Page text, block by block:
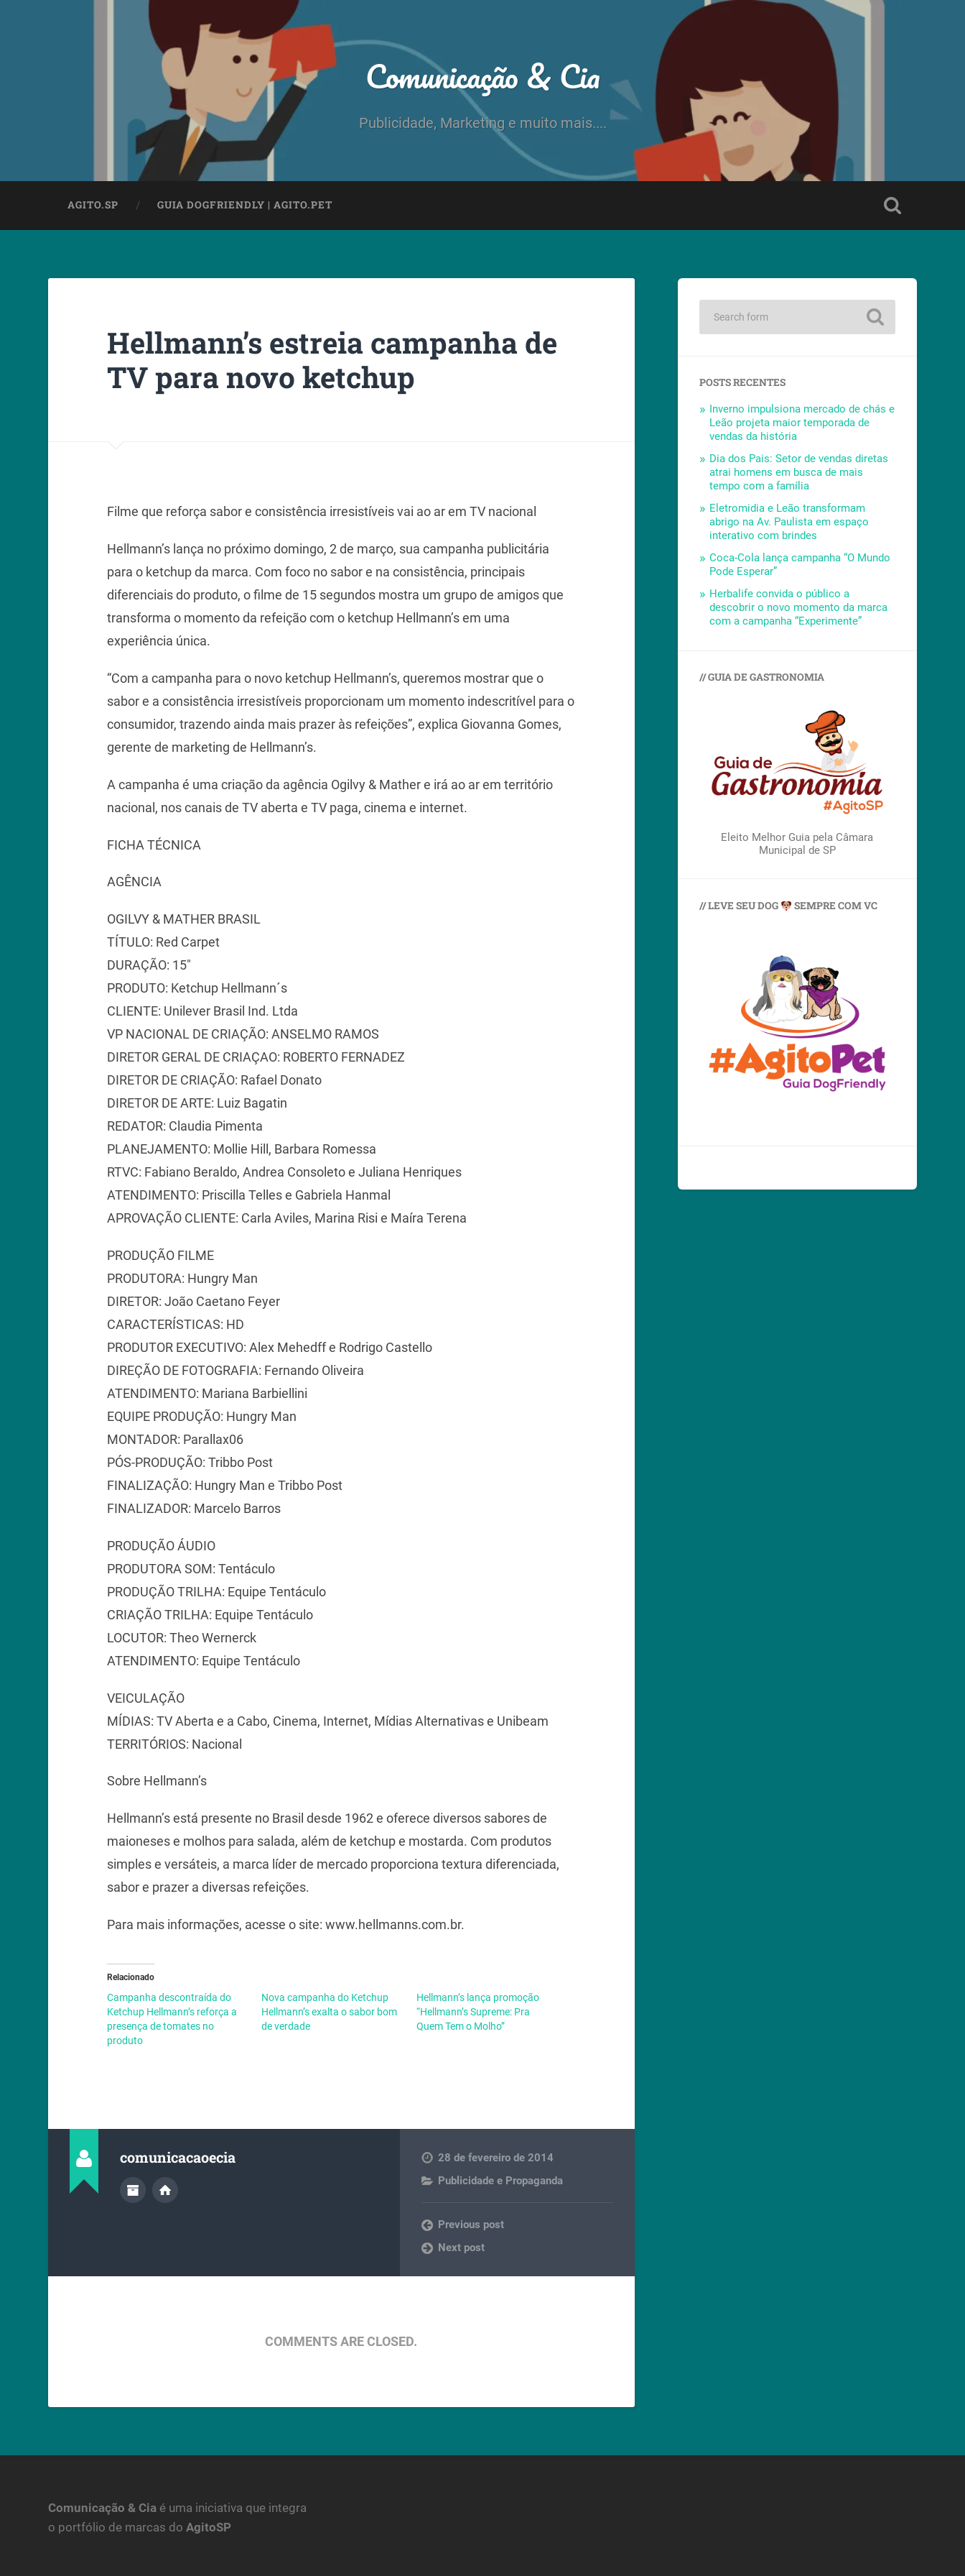
Comunicação & Cia
Publicidade, Marketing e muito mais....
AGITO.SP GUIA DOGFRIENDLY | AGITO.PET
Hellmann’s estreia campanha de
TV para novo ketchup
Filme que reforça sabor e consistência irresistíveis vai ao ar em TV nacional
Hellmann’s lança no próximo domingo, 2 de março, sua campanha publicitária
para o ketchup da marca. Com foco no sabor e na consistência, principais
diferenciais do produto, o filme de 15 segundos mostra um grupo de amigos que
transforma o momento da refeição com o ketchup Hellmann’s em uma
experiência única.
“Com a campanha para o novo ketchup Hellmann’s, queremos mostrar que o
sabor e a consistência irresistíveis proporcionam um momento indescritível para o
consumidor, trazendo ainda mais prazer às refeições”, explica Giovanna Gomes,
gerente de marketing de Hellmann’s.
A campanha é uma criação da agência Ogilvy & Mather e irá ao ar em território
nacional, nos canais de TV aberta e TV paga, cinema e internet.
FICHA TÉCNICA
AGÊNCIA
OGILVY & MATHER BRASIL
TÍTULO: Red Carpet
DURAÇÃO: 15″
PRODUTO: Ketchup Hellmann´s
CLIENTE: Unilever Brasil Ind. Ltda
VP NACIONAL DE CRIAÇÃO: ANSELMO RAMOS
DIRETOR GERAL DE CRIAÇAO: ROBERTO FERNADEZ
DIRETOR DE CRIAÇÃO: Rafael Donato
DIRETOR DE ARTE: Luiz Bagatin
REDATOR: Claudia Pimenta
PLANEJAMENTO: Mollie Hill, Barbara Romessa
RTVC: Fabiano Beraldo, Andrea Consoleto e Juliana Henriques
ATENDIMENTO: Priscilla Telles e Gabriela Hanmal
APROVAÇÃO CLIENTE: Carla Aviles, Marina Risi e Maíra Terena
PRODUÇÃO FILME
PRODUTORA: Hungry Man
DIRETOR: João Caetano Feyer
CARACTERÍSTICAS: HD
PRODUTOR EXECUTIVO: Alex Mehedff e Rodrigo Castello
DIREÇÃO DE FOTOGRAFIA: Fernando Oliveira
ATENDIMENTO: Mariana Barbiellini
EQUIPE PRODUÇÃO: Hungry Man
MONTADOR: Parallax06
PÓS-PRODUÇÃO: Tribbo Post
FINALIZAÇÃO: Hungry Man e Tribbo Post
FINALIZADOR: Marcelo Barros
PRODUÇÃO ÁUDIO
PRODUTORA SOM: Tentáculo
PRODUÇÃO TRILHA: Equipe Tentáculo
CRIAÇÃO TRILHA: Equipe Tentáculo
LOCUTOR: Theo Wernerck
ATENDIMENTO: Equipe Tentáculo
VEICULAÇÃO
MÍDIAS: TV Aberta e a Cabo, Cinema, Internet, Mídias Alternativas e Unibeam
TERRITÓRIOS: Nacional
Sobre Hellmann’s
Hellmann’s está presente no Brasil desde 1962 e oferece diversos sabores de
maioneses e molhos para salada, além de ketchup e mostarda. Com produtos
simples e versáteis, a marca líder de mercado proporciona textura diferenciada,
sabor e prazer a diversas refeições.
Para mais informações, acesse o site: www.hellmanns.com.br.
Relacionado
Campanha descontraída do
Ketchup Hellmann’s reforça a
presença de tomates no
produto
Nova campanha do Ketchup
Hellmann’s exalta o sabor bom
de verdade
Hellmann’s lança promoção
“Hellmann’s Supreme: Pra
Quem Tem o Molho”
comunicacaoecia
28 de fevereiro de 2014
Publicidade e Propaganda
Previous post
Next post
COMMENTS ARE CLOSED.
POSTS RECENTES
Inverno impulsiona mercado de chás e
Leão projeta maior temporada de
vendas da história
Dia dos Pais: Setor de vendas diretas
atrai homens em busca de mais
tempo com a família
Eletromidia e Leão transformam
abrigo na Av. Paulista em espaço
interativo com brindes
Coca-Cola lança campanha “O Mundo
Pode Esperar”
Herbalife convida o público a
descobrir o novo momento da marca
com a campanha “Experimente”
// GUIA DE GASTRONOMIA
Eleito Melhor Guia pela Câmara
Municipal de SP
// LEVE SEU DOG SEMPRE COM VC
Comunicação & Cia é uma iniciativa que integra
o portfólio de marcas doAgitoSP